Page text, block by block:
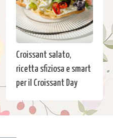
Croissant salato,
ricetta sfiziosa e smart
per il Croissant Day